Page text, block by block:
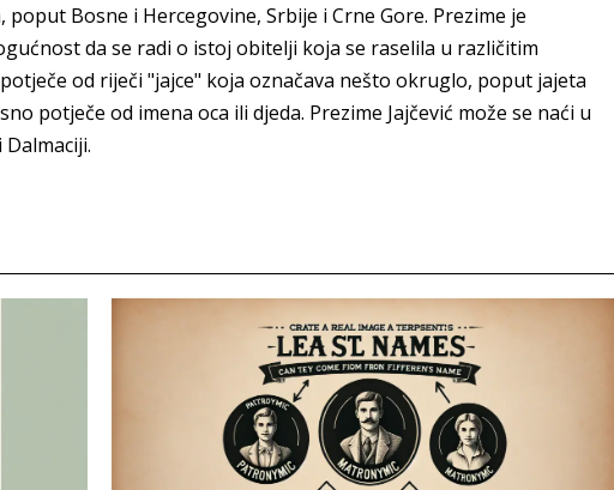
Bosne i Hercegovine, Srbije i Crne Gore. Prezime je
da se radi o istoj obitelji koja se raselila u različitim
od riječi "jajce" koja označava nešto okruglo, poput jajeta
potječe od imena oca ili djeda. Prezime Jajčević može se naći u